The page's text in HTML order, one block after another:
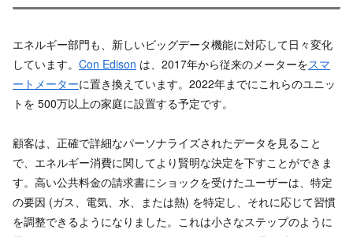
エネルギー部門も、新しいビッグデータ機能に対応して日々変化
しています。 Con Edison は、2017年から従来のメーターをスマ
ートメーターに置き換えています。2022年までにこれらのユニッ
トを 500万以上の家庭に設置する予定です。
顧客は、正確で詳細なパーソナライズされたデータを見ること
で、エネルギー消費に関してより賢明な決定を下すことができま
す。高い公共料金の請求書にショックを受けたユーザーは、特定
の要因 (ガス、電気、水、または熱) を特定し、それに応じて習慣
を調整できるようになりました。これは小さなステップのように